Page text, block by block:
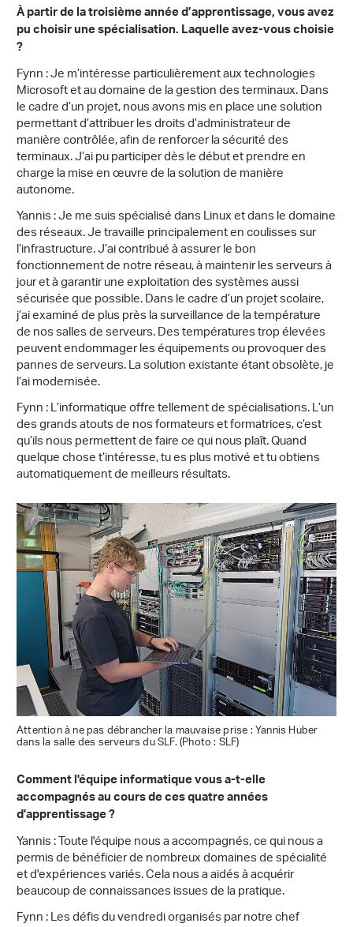
À partir de la troisième année d’apprentissage, vous avez
pu choisir une spécialisation. Laquelle avez-vous choisie
?
Fynn : Je m’intéresse particulièrement aux technologies
Microsoft et au domaine de la gestion des terminaux. Dans
le cadre d’un projet, nous avons mis en place une solution
permettant d’attribuer les droits d’administrateur de
manière contrôlée, afin de renforcer la sécurité des
terminaux. J’ai pu participer dès le début et prendre en
charge la mise en œuvre de la solution de manière
autonome.
Yannis : Je me suis spécialisé dans Linux et dans le domaine
des réseaux. Je travaille principalement en coulisses sur
l’infrastructure. J’ai contribué à assurer le bon
fonctionnement de notre réseau, à maintenir les serveurs à
jour et à garantir une exploitation des systèmes aussi
sécurisée que possible. Dans le cadre d’un projet scolaire,
j’ai examiné de plus près la surveillance de la température
de nos salles de serveurs. Des températures trop élevées
peuvent endommager les équipements ou provoquer des
pannes de serveurs. La solution existante étant obsolète, je
l’ai modernisée.
Fynn : L’informatique offre tellement de spécialisations. L’un
des grands atouts de nos formateurs et formatrices, c’est
qu’ils nous permettent de faire ce qui nous plaît. Quand
quelque chose t’intéresse, tu es plus motivé et tu obtiens
automatiquement de meilleurs résultats.
Attention à ne pas débrancher la mauvaise prise : Yannis Huber
dans la salle des serveurs du SLF. (Photo : SLF)
Comment l'équipe informatique vous a-t-elle
accompagnés au cours de ces quatre années
d'apprentissage ?
Yannis : Toute l'équipe nous a accompagnés, ce qui nous a
permis de bénéficier de nombreux domaines de spécialité
et d'expériences variés. Cela nous a aidés à acquérir
beaucoup de connaissances issues de la pratique.
Fynn : Les défis du vendredi organisés par notre chef